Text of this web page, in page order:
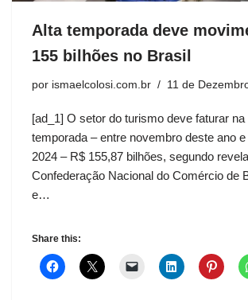
Alta temporada deve
155 bilhões no Brasil
por ismaelcolosi.com.br 11 de
[ad_1] O setor do turismo deve faturar na
temporada – entre novembro deste ano
2024 – R$ 155,87 bilhões, segundo
Confederação Nacional do Comércio de
e…
Share this: